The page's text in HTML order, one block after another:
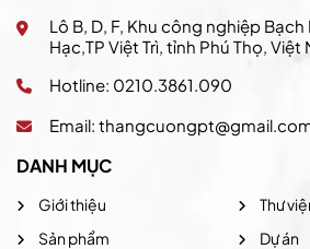
Lô B, D, F, Khu công nghiệp
Hạc,TP Việt Trì, tỉnh Phú Thọ, Việt
Hotline: 0210.3861.090
Email:
DANH MỤC
Giới thiệu
Sản phẩm
Thư
Dự án